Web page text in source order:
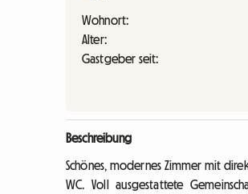
Wohnort:
Alter:
Gastgeber seit:
Beschreibung
Schönes, modernes Zimmer mit
WC. Voll ausgestattete